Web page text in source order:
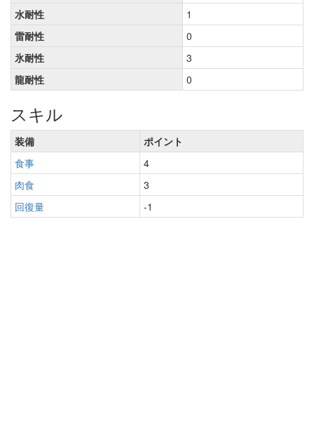
水耐性
1
雷耐性
0
氷耐性
3
龍耐性
0
スキル
装備
ポイント
食事
4
肉食
3
回復量
-1